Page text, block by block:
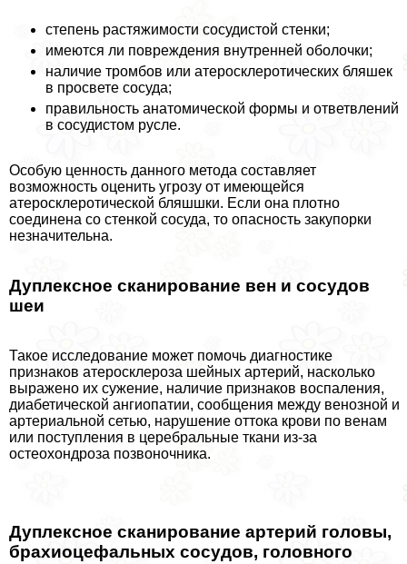
степень растяжимости сосудистой стенки;
имеются ли повреждения внутренней оболочки;
наличие тромбов или атеросклеротических бляшек
в просвете сосуда;
правильность анатомической формы и ответвлений
в сосудистом русле.
Особую ценность данного метода составляет
возможность оценить угрозу от имеющейся
атеросклеротической бляшшки. Если она плотно
соединена со стенкой сосуда, то опасность закупорки
незначительна.
Дуплексное сканирование вен и сосудов
шеи
Такое исследование может помочь диагностике
признаков атеросклероза шейных артерий, насколько
выражено их сужение, наличие признаков воспаления,
диабетической ангиопатии, сообщения между венозной и
артериальной сетью, нарушение оттока крови по венам
или поступления в церебральные ткани из-за
остеохондроза позвоночника.
Дуплексное сканирование артерий головы,
брахиоцефальных сосудов, головного